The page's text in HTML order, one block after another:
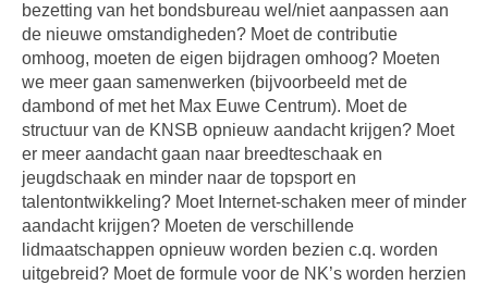
bezetting van het bondsbureau wel/niet aanpassen aan
de nieuwe omstandigheden? Moet de contributie
omhoog, moeten de eigen bijdragen omhoog? Moeten
we meer gaan samenwerken (bijvoorbeeld met de
dambond of met het Max Euwe Centrum). Moet de
structuur van de KNSB opnieuw aandacht krijgen? Moet
er meer aandacht gaan naar breedteschaak en
jeugdschaak en minder naar de topsport en
talentontwikkeling? Moet Internet-schaken meer of minder
aandacht krijgen? Moeten de verschillende
lidmaatschappen opnieuw worden bezien c.q. worden
uitgebreid? Moet de formule voor de NK’s worden herzien